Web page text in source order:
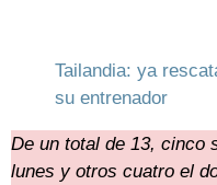
Tailandia: ya
su entrenador
De un total de 13, cinco
lunes y otros cuatro el